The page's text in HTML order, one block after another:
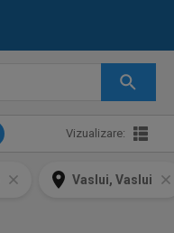
Vizualizare:
Vaslui, Vaslui